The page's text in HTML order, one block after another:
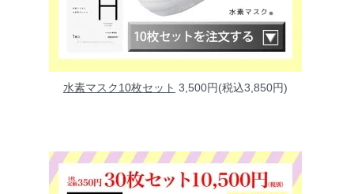
水素マスク10枚セット 3,500円(税込3,850円)